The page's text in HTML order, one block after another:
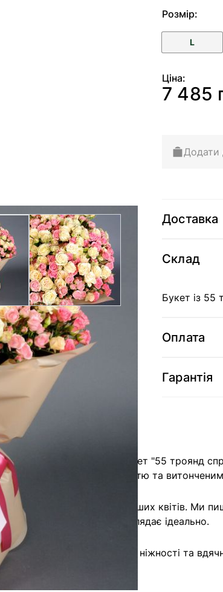
larger image View larger image
Розмір:
L
Ціна:
7 485
Додати
Доставка
Склад
Букет із 55
Оплата
Гарантія
розкіш - чарівний букет "55 троянд
вражає своєю свіжістю та
є гарантована якість наших квітів.
що кожна троянда виглядає ідеально.
квітів - це вираз вашої ніжності та
своїх близьких.